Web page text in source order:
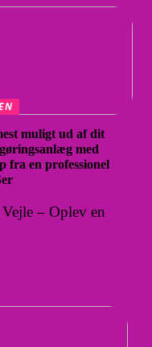
muligt ud af dit
med
fra en professionel
– Oplev en